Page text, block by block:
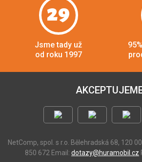
29
Jsme tady už
od roku 1997
NetComp, spol. s r.o. Bělehradská 68, 120
850 672 Email: dotazy@huramobil.cz